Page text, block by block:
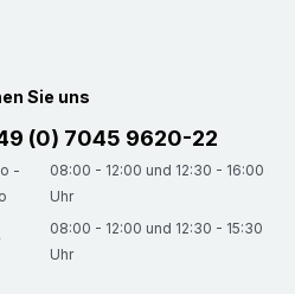
Sie uns
(0) 7045 9620-22
-
08:00 - 12:00 und 12:30 - 16:00
Uhr
08:00 - 12:00 und 12:30 - 15:30
Uhr